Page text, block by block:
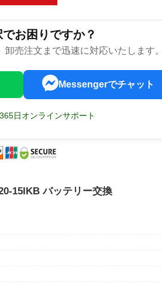
お困りですか？
売注文まで迅速に対応いたします。
Messengerでチャット
日オンラインサポート
15IKB バッテリー交換